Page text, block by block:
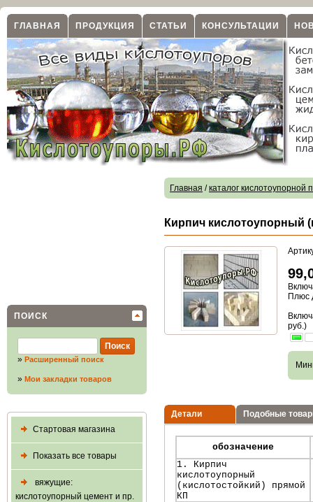
ГЛАВНАЯ ПРОДУКЦИЯ СТАТЬИ КОНСУЛЬТАЦИИ
ПОИСК
» Расширенный поиск
» Мои закладки товаров
Стартовая магазина
Показать все товары
вяжущие:
кислотоупорный цемент и пр.
Главная /каталог кислотоупорной
Кирпич кислотоупорный
Плюс
руб.)
Детали Подобные
обозначение
1. Кирпич
кислотоупорный
(кислотостойкий) прямой
КП